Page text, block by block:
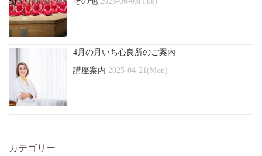
4月の月いち心良所のご案内
講座案内 2025-04-21(Mon)
カテゴリー